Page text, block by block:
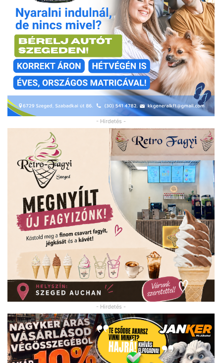
- Hirdetés -
- Hirdetés -